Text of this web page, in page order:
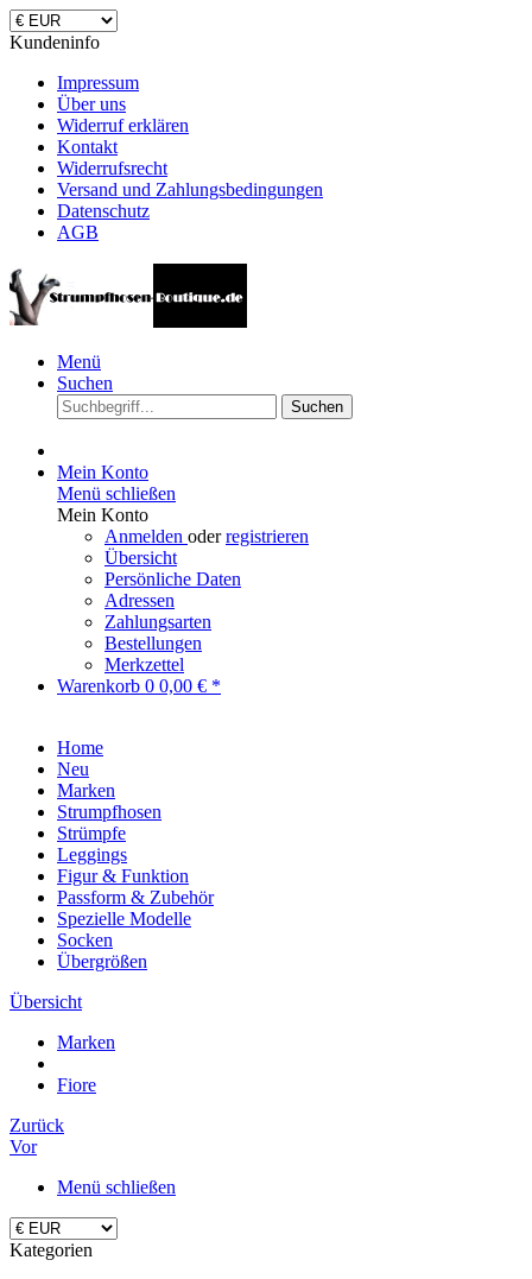
Kundeninfo
Impressum
Über uns
Widerruf erklären
Kontakt
Widerrufsrecht
Versand und Zahlungsbedingungen
Datenschutz
AGB
Menü
Suchen
Suchen
Mein Konto
Menü schließen
Mein Konto
Anmelden oderregistrieren
Übersicht
Persönliche Daten
Adressen
Zahlungsarten
Bestellungen
Merkzettel
Warenkorb 0 0,00 € *
Home
Neu
Marken
Strumpfhosen
Strümpfe
Leggings
Figur & Funktion
Passform & Zubehör
Spezielle Modelle
Socken
Übergrößen
Übersicht
Marken
Fiore
Zurück
Vor
Menü schließen
Kategorien